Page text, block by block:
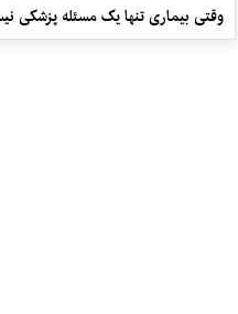
وقتی بیماری تنها یک مسئله پزشکی